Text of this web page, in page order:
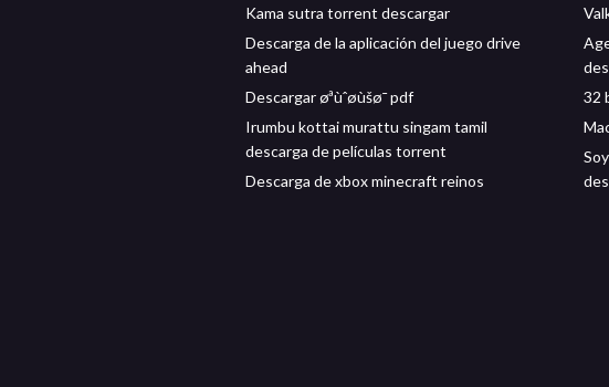
Kama sutra torrent descargar
Descarga de la aplicación del juego drive
ahead
Descargar øªùˆøùšø¯ pdf
Irumbu kottai murattu singam tamil
descarga de películas torrent
Descarga de xbox minecraft reinos
32